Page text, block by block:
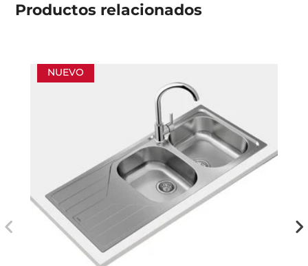
Productos relacionados
NUEVO